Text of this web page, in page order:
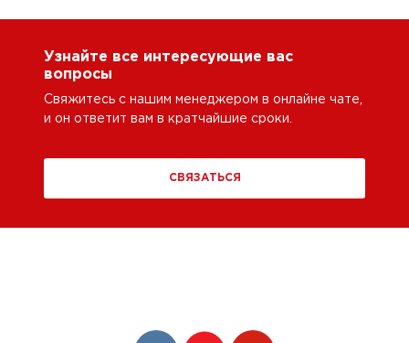
Узнайте все интересующие вас
вопросы
Свяжитесь с нашим менеджером в онлайне чате,
и он ответит вам в кратчайшие сроки.
СВЯЗАТЬСЯ